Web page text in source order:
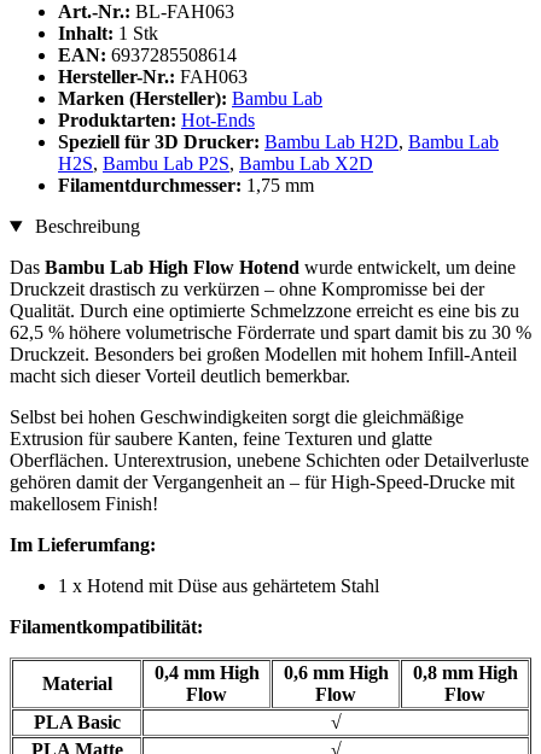
Art.-Nr.: BL-FAH063
Inhalt: 1 Stk
EAN: 6937285508614
Hersteller-Nr.: FAH063
Marken (Hersteller): Bambu Lab
Produktarten: Hot-Ends
Speziell für 3D Drucker: Bambu Lab H2D, Bambu Lab
H2S, Bambu Lab P2S, Bambu Lab X2D
Filamentdurchmesser: 1,75 mm
Beschreibung
Das Bambu Lab High Flow Hotend wurde entwickelt, um deine
Druckzeit drastisch zu verkürzen – ohne Kompromisse bei der
Qualität. Durch eine optimierte Schmelzzone erreicht es eine bis zu
62,5 % höhere volumetrische Förderrate und spart damit bis zu 30 %
Druckzeit. Besonders bei großen Modellen mit hohem Infill-Anteil
macht sich dieser Vorteil deutlich bemerkbar.
Selbst bei hohen Geschwindigkeiten sorgt die gleichmäßige
Extrusion für saubere Kanten, feine Texturen und glatte
Oberflächen. Unterextrusion, unebene Schichten oder Detailverluste
gehören damit der Vergangenheit an – für High-Speed-Drucke mit
makellosem Finish!
Im Lieferumfang:
1 x Hotend mit Düse aus gehärtetem Stahl
Filamentkompatibilität:
Material
0,4 mm High
Flow
0,6 mm High
Flow
0,8 mm High
Flow
PLA Basic
√
PLA Matte
√